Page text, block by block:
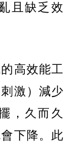
且缺乏效
高效能工
激）減少
，久而久
下降。此